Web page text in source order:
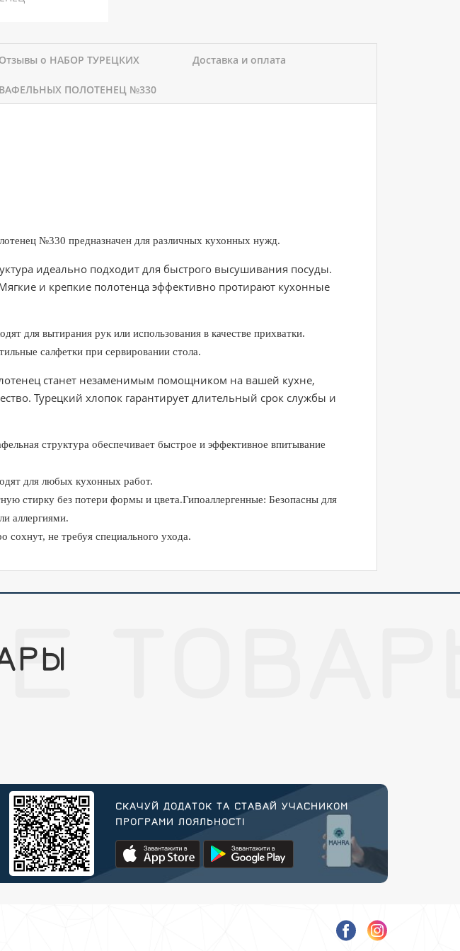
Отзывы о НАБОР ТУРЕЦКИХ
ВАФЕЛЬНЫХ ПОЛОТЕНЕЦ №330
Доставка и оплата
№330 предназначен для различных кухонных нужд.
идеально подходит для быстрого высушивания посуды.
и крепкие полотенца эффективно протирают кухонные
для вытирания рук или использования в качестве прихватки.
салфетки при сервировании стола.
станет незаменимым помощником на вашей кухне,
Турецкий хлопок гарантирует длительный срок службы и
структура обеспечивает быстрое и эффективное впитывание
для любых кухонных работ.
стирку без потери формы и цвета.Гипоаллергенные: Безопасны для
аллергиями.
сохнут, не требуя специального ухода.
СКАЧУЙ ДОДАТОК ТА СТАВАЙ УЧАСНИКОМ
ПРОГРАМИ ЛОЯЛЬНОСТІ